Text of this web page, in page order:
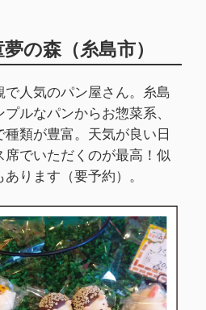
の森（糸島市）
で人気のパン屋さん。糸島
ルなパンからお惣菜系、
類が豊富。天気が良い日
席でいただくのが最高！似
ります（要予約）。